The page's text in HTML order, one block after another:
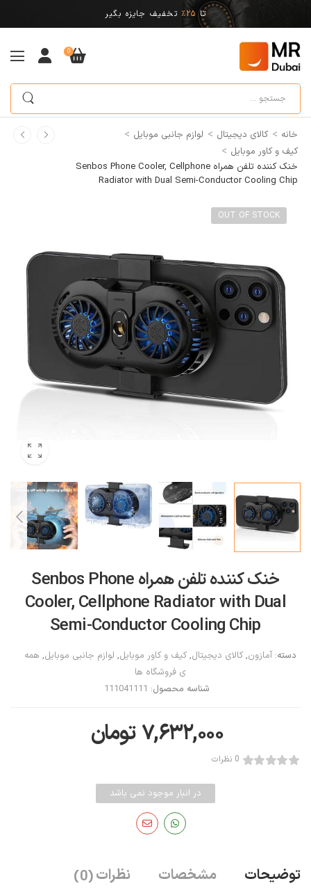
تا 25% تخفیف جایزه بگیر
0
خانه > کالای دیجیتال > لوازم جانبی موبایل >
کیف و کاور موبایل >
خنک کننده تلفن همراه Senbos Phone Cooler, Cellphone
Radiator with Dual Semi-Conductor Cooling Chip
OUT OF STOCK
خنک کننده تلفن همراه Senbos Phone
Cooler, Cellphone Radiator with Dual
Semi-Conductor Cooling Chip
دسته:آمازون,کالای دیجیتال,کیف و کاور موبایل, لوازم جانبی موبایل, همه
ی فروشگاه ها
شناسه محصول: 111041111
۷,۶۳۲,۰۰۰تومان
0 نظرات
در انبار موجود نمی باشد
توضیحات مشخصات نظرات(0)